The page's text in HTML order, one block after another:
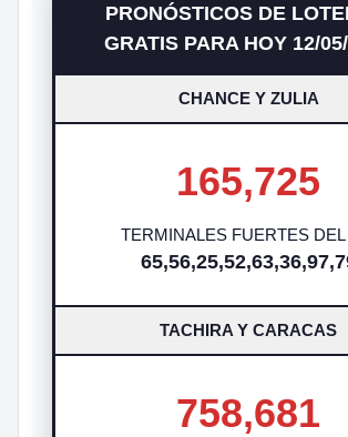
PRONÓSTICOS DE
GRATIS PARA HOY 12/
CHANCE Y ZULIA
165,725
TERMINALES FUERTES DEL
TACHIRA Y CARACAS
758,681